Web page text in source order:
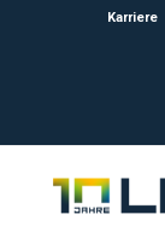
Karriere